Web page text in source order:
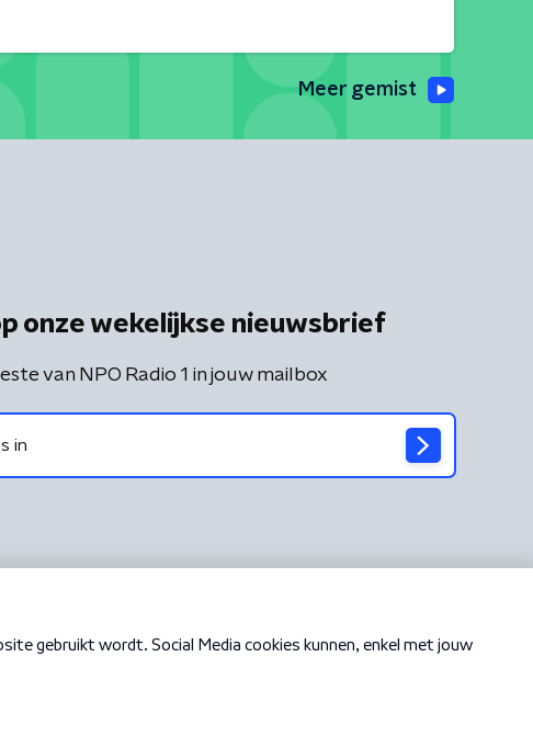
Meer gemist
onze wekelijkse nieuwsbrief
van NPO Radio 1 in jouw mailbox